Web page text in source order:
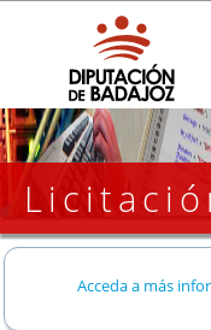
Acceda a más